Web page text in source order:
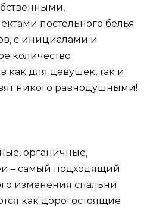
постельного белья
с инициалами и
количество
как для девушек, так и
никого равнодушными!
органичные,
– самый подходящий
изменения спальни
как дорогостоящие